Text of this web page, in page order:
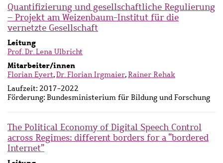
Quantifizierung und gesellschaftliche Regulierung
– Projekt am Weizenbaum-Institut für die
vernetzte Gesellschaft
Leitung
Prof. Dr. Lena Ulbricht
Mitarbeiter/innen
Florian Eyert,Dr. Florian Irgmaier,Rainer Rehak
Laufzeit: 2017-2022
Förderung: Bundesministerium für Bildung und Forschung
The Political Economy of Digital Speech Control
across Regimes: different borders for a “bordered
Internet”